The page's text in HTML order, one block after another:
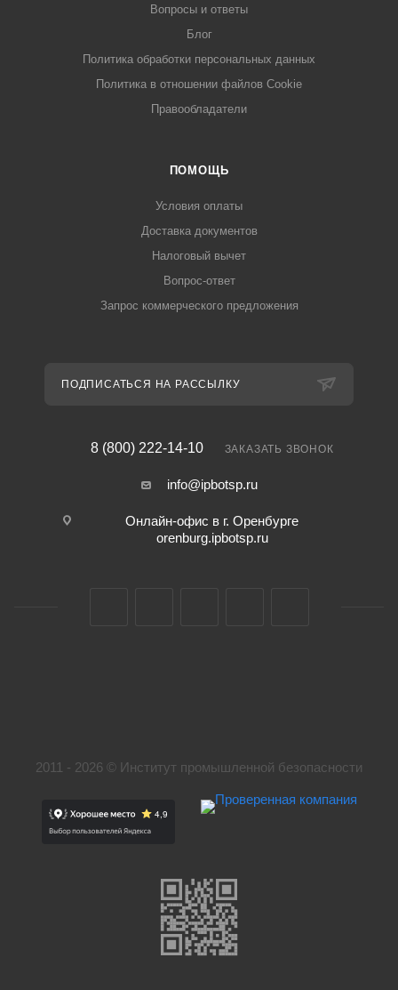
Вопросы и ответы
Блог
Политика обработки персональных данных
Политика в отношении файлов Cookie
Правообладатели
ПОМОЩЬ
Условия оплаты
Доставка документов
Налоговый вычет
Вопрос-ответ
Запрос коммерческого предложения
ПОДПИСАТЬСЯ НА РАССЫЛКУ
8 (800) 222-14-10 ЗАКАЗАТЬ ЗВОНОК
info@ipbotsp.ru
Онлайн-офис в г. Оренбурге
orenburg.ipbotsp.ru
2011 - 2026 © Институт промышленной безопасности